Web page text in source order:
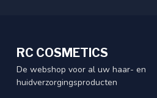
RC COSMETICS
De webshop voor al uw haar- en
huidverzorgingsproducten